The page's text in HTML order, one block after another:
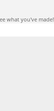
what you've made!